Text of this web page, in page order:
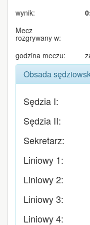
wynik:
Mecz
rozgrywany w:
godzina meczu:
Obsada
Sędzia I:
Sędzia II:
Sekretarz:
Liniowy 1:
Liniowy 2:
Liniowy 3:
Liniowy 4: